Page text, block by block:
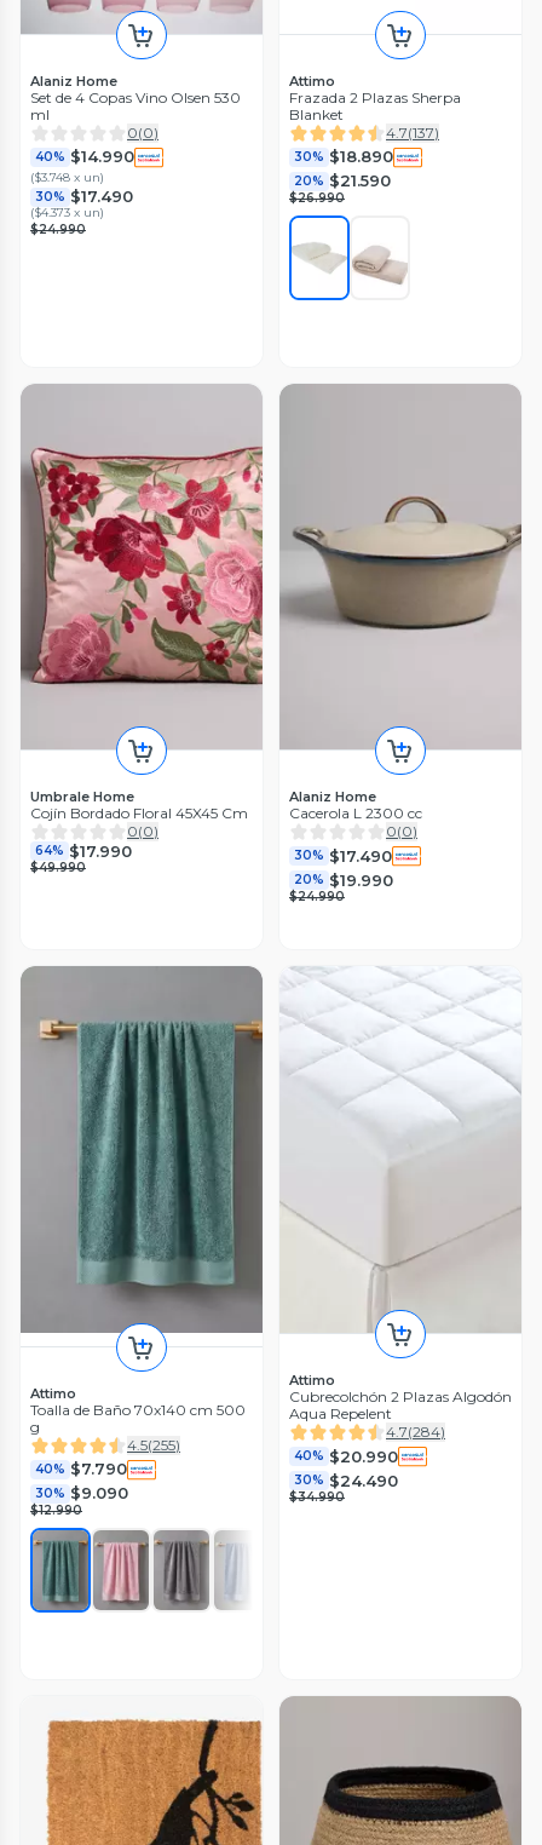
Alaniz Home
Set de 4 Copas Vino Olsen 530
ml
0(0)
40% $14.990
($3.748 x un)
30% $17.490
($4.373 x un)
$24.990
Attimo
Frazada 2 Plazas Sherpa
Blanket
4.7(137)
30% $18.890
20% $21.590
$26.990
Umbrale Home
Cojín Bordado Floral 45X45 Cm
0(0)
64% $17.990
$49.990
Alaniz Home
Cacerola L 2300 cc
0(0)
30% $17.490
20% $19.990
$24.990
Attimo
Toalla de Baño 70x140 cm 500
g
4.5(255)
40% $7.790
30% $9.090
$12.990
Attimo
Cubrecolchón 2 Plazas Algodón
Aqua Repelent
4.7(284)
40% $20.990
30% $24.490
$34.990